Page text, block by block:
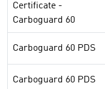
Certificate -
Carboguard 60
Carboguard 60 PDS
Carboguard 60 PDS